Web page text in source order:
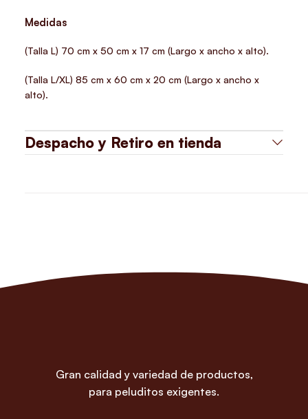
Medidas
(Talla L) 70 cm x 50 cm x 17 cm (Largo x ancho x alto).
(Talla L/XL) 85 cm x 60 cm x 20 cm (Largo x ancho x
alto).
Despacho y Retiro en tienda
Gran calidad y variedad de productos,
para peluditos exigentes.